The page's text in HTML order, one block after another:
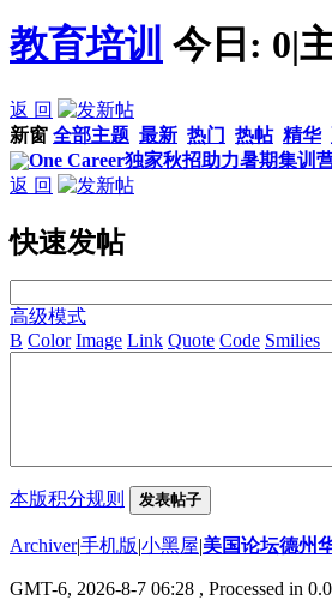
教育培训 今日: 0|
返 回
新窗 全部主题 最新 热门 热帖 精华
One Career独家秋招助力暑期集训
返 回
快速发帖
高级模式
B Color Image Link Quote Code Smilies
本版积分规则 发表帖子
Archiver|手机版|小黑屋|美国论坛德州
GMT-6, 2026-8-7 06:28 , Processed in